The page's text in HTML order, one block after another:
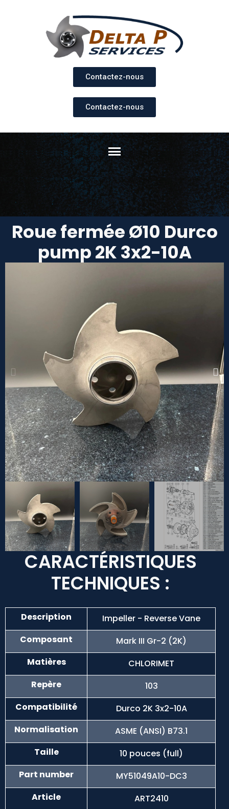
Contactez-nous
Contactez-nous
Roue fermée Ø10 Durco
pump 2K 3x2-10A
CARACTÉRISTIQUES
TECHNIQUES :
Description
Impeller - Reverse Vane
Composant
Mark III Gr-2 (2K)
Matières
CHLORIMET
Repère
103
Compatibilité
Durco 2K 3x2-10A
Normalisation
ASME (ANSI) B73.1
Taille
10 pouces (full)
Part number
MY51049A10-DC3
Article
ART2410